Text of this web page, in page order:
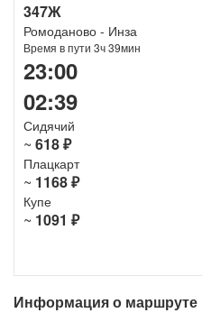
347Ж
Ромоданово - Инза
Время в пути 3ч 39мин
23:00
02:39
Сидячий
~ 618 ₽
Плацкарт
~ 1168 ₽
Купе
~ 1091 ₽
Информация о маршруте